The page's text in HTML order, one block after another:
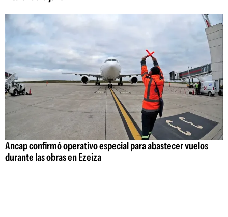
Ancap confirmó operativo especial para abastecer vuelos
durante las obras en Ezeiza